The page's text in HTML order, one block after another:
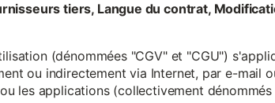
tiers, Langue du contrat,
(dénommées "CGV" et "CGU")
ou indirectement via Internet, par e-mail
les applications (collectivement